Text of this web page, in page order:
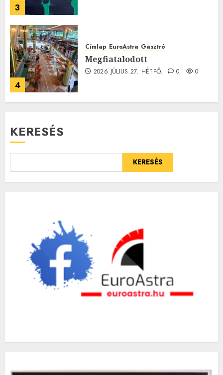
3
4
Címlap EuroAstra Gasztró
Megfiatalodott
2026.JÚLIUS.27. HÉTFŐ. 0 0
KERESÉS
KERESÉS